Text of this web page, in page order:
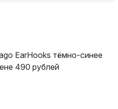
EarHooks тёмно-синее
490 рублей